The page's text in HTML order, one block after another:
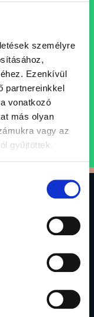
személyre
Ezenkívül
partnereinkkel
vonatkozó
más olyan
vagy az
gyűjtöttek.
azokat a
inspiráló és
belül folytatnák
0